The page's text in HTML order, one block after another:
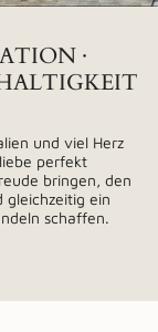
·
und viel Herz
perfekt
bringen, den
gleichzeitig ein
schaffen.